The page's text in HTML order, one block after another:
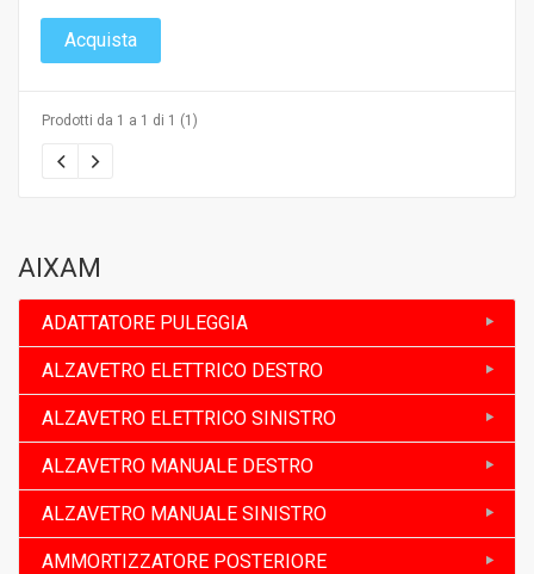
Acquista
Prodotti da 1 a 1 di 1 (1)
AIXAM
ADATTATORE PULEGGIA
ALZAVETRO ELETTRICO DESTRO
ALZAVETRO ELETTRICO SINISTRO
ALZAVETRO MANUALE DESTRO
ALZAVETRO MANUALE SINISTRO
AMMORTIZZATORE POSTERIORE